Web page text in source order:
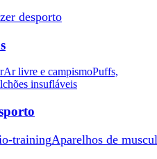
desporto
Ar livre e campismoPuffs,
insufláveis
trainingAparelhos de